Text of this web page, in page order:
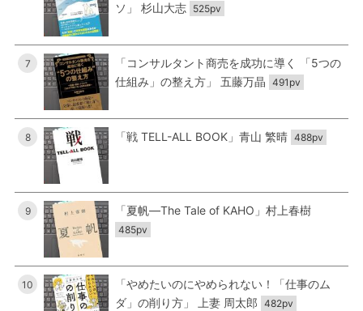
ソ」 杉山大志 525pv
7
「コンサルタント商売を成功に導く 「5つの
仕組み」の整え方」 五藤万晶 491pv
8 「戦 TELL-ALL BOOK」青山 繁晴 488pv
9 「夏帆―The Tale of KAHO」村上春樹
485pv
10
「やめたいのにやめられない！「仕事のム
ダ」の削り方」 上妻 周太郎 482pv